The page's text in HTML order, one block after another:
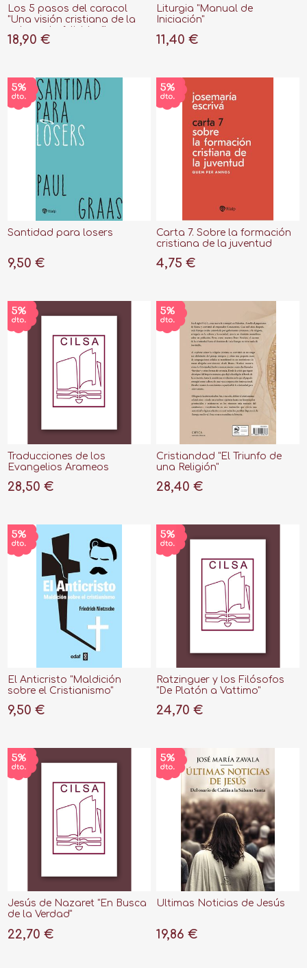
Los 5 pasos del caracol
"Una visión cristiana de la
18,90 €
Liturgia "Manual de
Iniciación"
11,40 €
Santidad para losers
9,50 €
Carta 7. Sobre la formación
cristiana de la juventud
4,75 €
Traducciones de los
Evangelios Arameos
28,50 €
Cristiandad "El Triunfo de
una Religión"
28,40 €
El Anticristo "Maldición
sobre el Cristianismo"
9,50 €
Ratzinguer y los Filósofos
"De Platón a Vattimo"
24,70 €
Jesús de Nazaret "En Busca
de la Verdad"
22,70 €
Últimas Noticias de Jesús
19,86 €